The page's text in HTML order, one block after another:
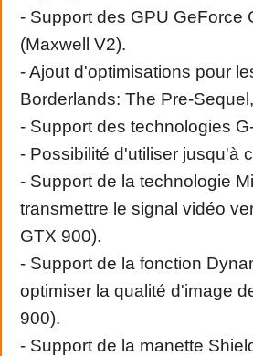
- Support des GPU GeForce
(Maxwell V2).
- Ajout d'optimisations pour
Borderlands: The Pre-
- Support des technologies
- Possibilité d'utiliser jusqu'à
- Support de la technologie
transmettre le signal vidéo
GTX 900).
- Support de la fonction
optimiser la qualité d'image
900).
- Support de la manette